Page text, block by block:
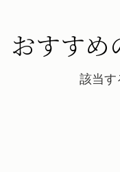
対象となるすべてのご
詳しくは返品ポリシー
おすすめ
該当